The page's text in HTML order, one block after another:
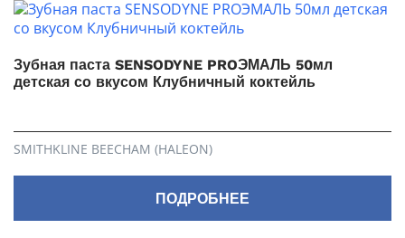
Зубная паста SENSODYNE PROЭМАЛЬ 50мл
детская со вкусом Клубничный коктейль
SMITHKLINE BEECHAM (HALEON)
ПОДРОБНЕЕ